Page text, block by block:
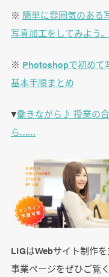
※ 簡単に雰囲気のある
写真加工をしてみよう。
※ Photoshopで初めて
基本手順まとめ
▼働きながら♪ 授業の
ら……
LIGはWebサイト制作
事業ぺージをぜひご覧